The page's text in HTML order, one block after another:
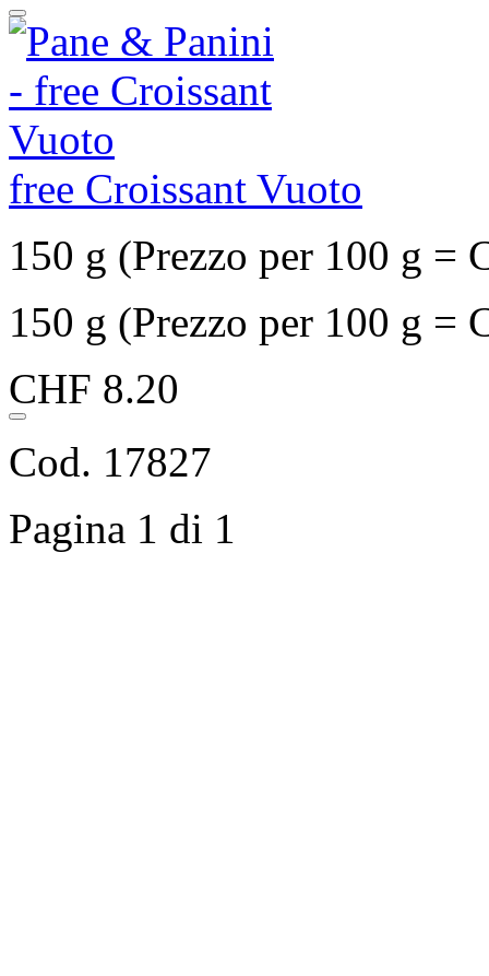
free Croissant Vuoto
150 g (Prezzo per 100 g =
150 g (Prezzo per 100 g =
CHF 8.20
Cod. 17827
Pagina 1 di 1